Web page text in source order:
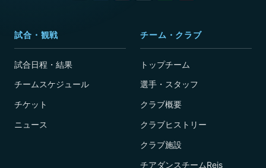
試合・観戦
試合日程・結果
チームスケジュール
チケット
ニュース
チーム・クラブ
トップチーム
選手・スタッフ
クラブ概要
クラブヒストリー
クラブ施設
チアダンスチームReis